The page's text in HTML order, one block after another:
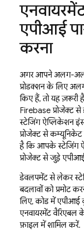
एपीआई
करना
अगर आपने अलग-
प्रोडक्शन के लिए
किए हैं, तो यह ज़रूरी
Firebase प्रोजेक्ट
स्टेजिंग ऐप्लिकेशन
प्रोजेक्ट से
है कि आपके स्टेजिंग
प्रोजेक्ट से जुड़े
डेवलपमेंट से लेकर
बदलावों को प्रमोट
लिए, कोड में एपीआई
एनवायरमेंट वैरिएबल
फ़ाइल में शामिल करें.